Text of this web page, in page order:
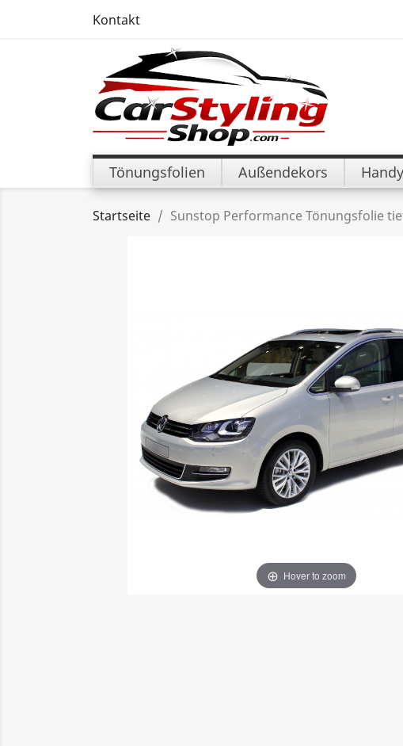
Kontakt
Tönungsfolien Außendekors
Startseite Sunstop Performance Tönungsfolie
Hover to zoom